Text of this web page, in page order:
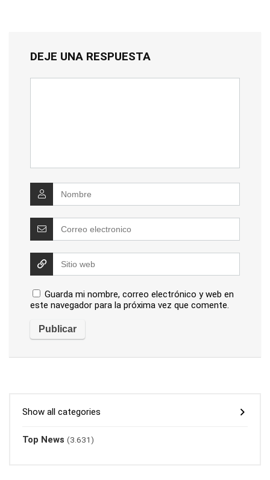
DEJE UNA RESPUESTA
Guarda mi nombre, correo electrónico y web en
este navegador para la próxima vez que comente.
Show all categories
Top News (3.631)